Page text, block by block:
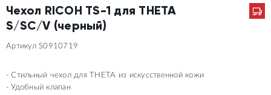
Чехол RICOH TS-1 для THETA
S/SC/V (черный)
Артикул S0910719
Стильный чехол для THETA из искусственной кожи
Удобный клапан